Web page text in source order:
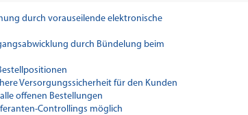
durch vorauseilende elektronische
durch Bündelung beim
Versorgungssicherheit für den Kunden
offenen Bestellungen
Controllings möglich